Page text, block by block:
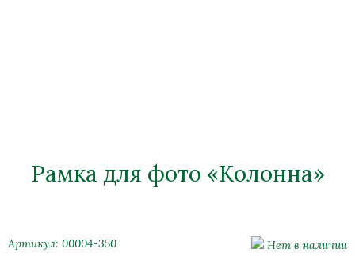
Рамка для фото «Колонна»
Артикул: 00004-350 Нет в наличии